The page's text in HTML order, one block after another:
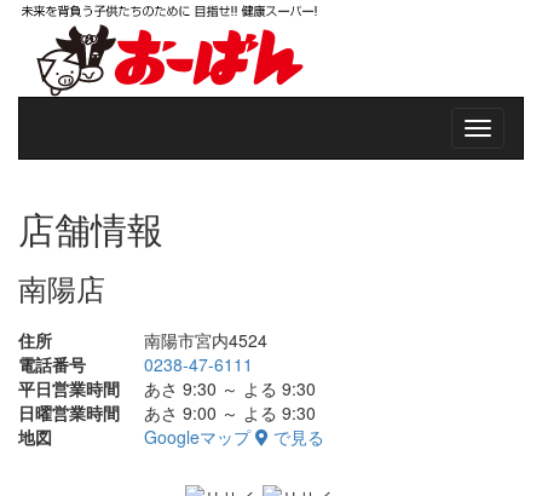
店舗情報
南陽店
住所
南陽市宮内4524
電話番号
0238-47-6111
平日営業時間
あさ 9:30 ～ よる 9:30
日曜営業時間
あさ 9:00 ～ よる 9:30
地図
Googleマップ で見る